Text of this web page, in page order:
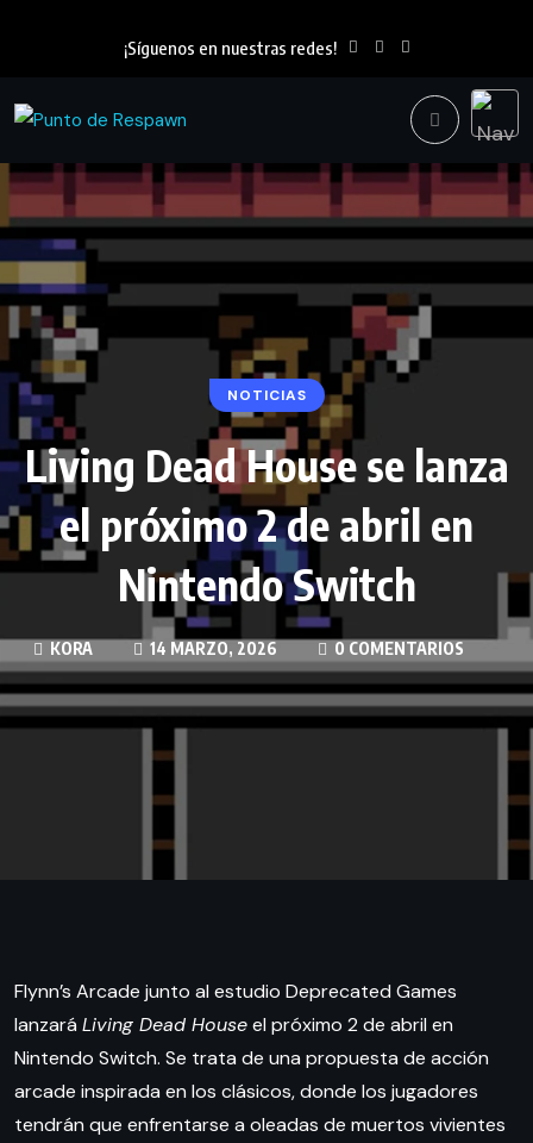
¡Síguenos en nuestras redes!
NOTICIAS
Living Dead House se lanza
el próximo 2 de abril en
Nintendo Switch
KORA 14 MARZO, 2026 0 COMENTARIOS
Flynn’s Arcade junto al estudio Deprecated Games
lanzará Living Dead Houseel próximo 2 de abril en
Nintendo Switch. Se trata de una propuesta de acción
arcade inspirada en los clásicos, donde los jugadores
tendrán que enfrentarse a oleadas de muertos vivientes